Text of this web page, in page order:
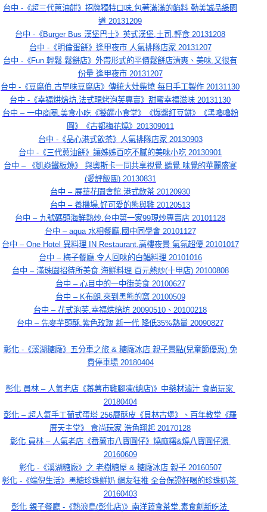
台中 -《超三代蔥油餅》招牌獨特口味,包著滿滿的餡料 勤美誠品綠園
道 20131209
台中 -《Burger Bus 漢堡巴士》英式漢堡.土司.輕食 20131208
台中 -《明倫蛋餅》逢甲夜市 人氣排隊店家 20131207
台中 -《Fun 輕鬆.鬆餅店》外帶形式的平價鬆餅店清爽、美味,又很有
份量 逢甲夜市 20131207
台中 -《豆腐伯.古早味豆腐店》傳統大灶柴燒 每日手工製作 20131130
台中 -《幸福烘焙坊.法式現烤泡芙專賣》甜蜜幸福滋味 20131130
台中 – 一中商圈.美食小吃《饕饌小食堂》《爆醬紅豆餅》《黑嚕嚕粉
圓》《古都梅花燒》201309011
台中 -《品心港式飲茶》人氣排隊店家 20130903
台中 -《三代蔥油餅》讓姊姊百吃不膩的美味小吃 20130901
台中 – 《凱焱鐵板燒》 與奧斯卡一同共享視覺.聽覺.味覺的華麗盛宴
(愛評飯團) 20130831
台中 – 展華花園會館.港式飲茶 20120930
台中 – 養機場.好可愛的熊與雞 20120513
台中 – 九號碼頭海鮮熱炒.台中第一家99現炒專賣店 20101128
台中 – aqua 水相餐廳.國中同學會 20101127
台中 – One Hotel 異料理 IN Restaurant.高樓夜景 氣氛超優 20101017
台中 – 梅子餐廳.令人回味的白鯧料理 20101016
台中 – 滿珠園招待所美食.海鮮料理 百元熱炒(十甲店) 20100808
台中 – 心目中的一中街美食 20100627
台中 – K布朗.來到黑熊的窩 20100509
台中 – 花式泡芙.幸福烘焙坊 20090510、20100218
台中 – 先麥芋頭酥.紫色玫瑰 新一代 降低35%熱量 20090827
彰化 -《溪湖糖廠》五分車之旅 & 糖廠冰店 親子景點(兒童節優惠) 免
費停車場 20180404
彰化 員林 – 人氣老店《蕃薯市雞腳凍(總店)》中藥材滷汁 食尚玩家
20180404
彰化 – 超人氣手工葡式蛋塔 256層酥皮《貝林古堡》、百年教堂《羅
厝天主堂》 食尚玩家 浩角翔起 20170128
彰化 員林 – 人氣老店《番薯市八寶圓仔》燒麻糬&燒八寶圓仔湯
20160609
彰化 -《溪湖糖廠》之 老樹糖屋 & 糖廠冰店 親子 20160507
彰化 -《端倪生活》黑糖珍珠鮮奶.網友狂推 全台保證好喝的珍珠奶茶
20160403
彰化 親子餐廳 -《熱浪島(彰化店)》南洋蔬食茶堂.素食創新吃法